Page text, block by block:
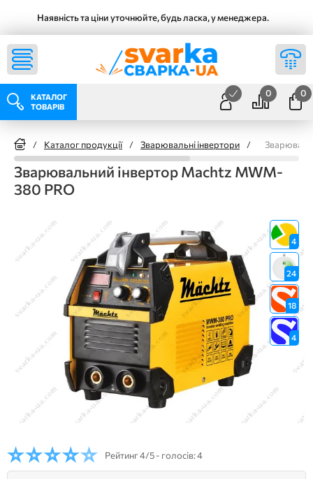
Наявність та ціни уточнюйте, будь ласка, у менеджера.
КАТАЛОГ
ТОВАРІВ
0 0
/ Каталог продукції / Зварювальні інвертори /
Зварювальний інвертор Machtz MWM-
380 PRO
4
24
18
4
Рейтинг4/5 - голосів: 4